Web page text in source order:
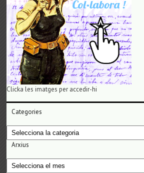
Clicka les imatges per accedir-hi
Categories
Categories
Arxius
Arxius